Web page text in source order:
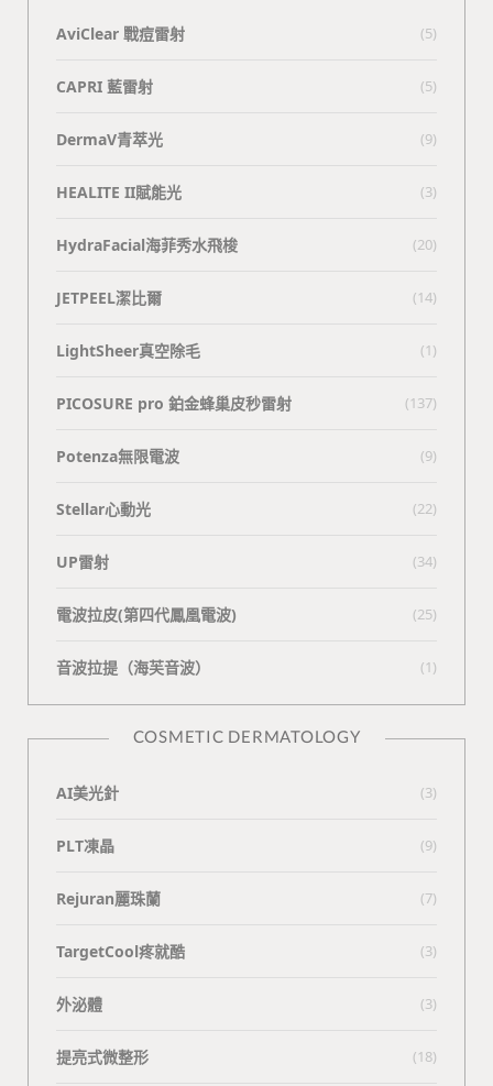
AviClear 戰痘雷射 (5)
CAPRI 藍雷射 (5)
DermaV青萃光 (9)
HEALITE II賦能光 (3)
HydraFacial海菲秀水飛梭 (20)
JETPEEL潔比爾 (14)
LightSheer真空除毛 (1)
PICOSURE pro 鉑金蜂巢皮秒雷射 (137)
Potenza無限電波 (9)
Stellar心動光 (22)
UP雷射 (34)
電波拉皮(第四代鳳凰電波) (25)
⾳波拉提（海芙⾳波） (1)
COSMETIC DERMATOLOGY
AI美光針 (3)
PLT凍晶 (9)
Rejuran麗珠蘭 (7)
TargetCool疼就酷 (3)
外泌體 (3)
提亮式微整形 (18)